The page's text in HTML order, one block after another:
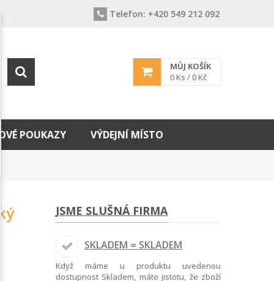
Telefon: +420 549 212 092
MŮJ KOŠÍK
0 Ks / 0 Kč
POUKAZY VÝDEJNÍ MÍSTO
JSME SLUŠNÁ FIRMA
SKLADEM = SKLADEM
Když máme u produktu uvedenou
dostupnost Skladem, máte jistotu, že zboží